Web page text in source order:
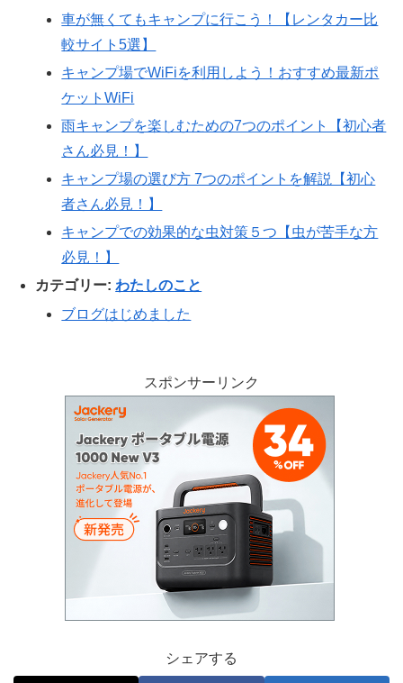
車が無くてもキャンプに行こう！【レンタカー比
較サイト5選】
キャンプ場でWiFiを利用しよう！おすすめ最新ポ
ケットWiFi
雨キャンプを楽しむための7つのポイント【初心者
さん必見！】
キャンプ場の選び方 7つのポイントを解説【初心
者さん必見！】
キャンプでの効果的な虫対策５つ【虫が苦手な方
必見！】
カテゴリー:わたしのこと
ブログはじめました
スポンサーリンク
シェアする